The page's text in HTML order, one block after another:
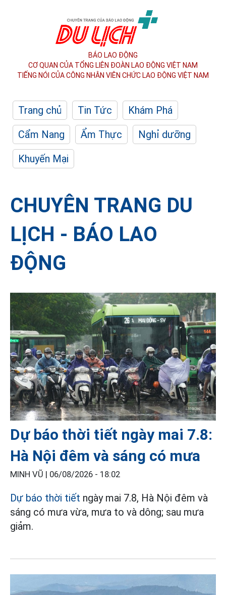
BÁO LAO ĐỘNG
CƠ QUAN CỦA TỔNG LIÊN ĐOÀN LAO ĐỘNG VIỆT NAM
TIẾNG NÓI CỦA CÔNG NHÂN VIÊN CHỨC LAO ĐỘNG VIỆT NAM
Trang chủ Tin Tức
Khám Phá
Cẩm Nang
Ẩm Thực
Nghỉ dưỡng
Khuyến Mại
CHUYÊN TRANG DU
LỊCH - BÁO LAO
ĐỘNG
Dự báo thời tiết ngày mai 7.8:
Hà Nội đêm và sáng có mưa
MINH VŨ | 06/08/2026 - 18:02
Dự báo thời tiết ngày mai 7.8, Hà Nội đêm và
sáng có mưa vừa, mưa to và dông; sau mưa
giảm.